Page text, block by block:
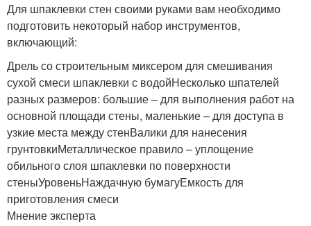
Для шпаклевки стен своими руками вам необходимо
подготовить некоторый набор инструментов,
включающий:
Дрель со строительным миксером для смешивания
сухой смеси шпаклевки с водойНесколько шпателей
разных размеров: большие – для выполнения работ на
основной площади стены, маленькие – для доступа в
узкие места между стенВалики для нанесения
грунтовкиМеталлическое правило – уплощение
обильного слоя шпаклевки по поверхности
стеныУровеньНаждачную бумагуЕмкость для
приготовления смеси
Мнение эксперта